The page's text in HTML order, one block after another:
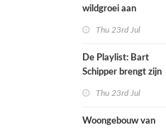
wildgroei aan
Thu 23rd Jul
De Playlist: Bart
Schipper brengt zijn
Thu 23rd Jul
Woongebouw van